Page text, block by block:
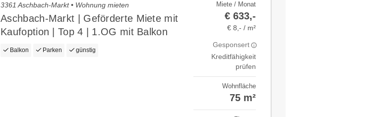
3361 Aschbach-Markt • Wohnung mieten
Aschbach-Markt | Geförderte Miete mit
Kaufoption | Top 4 | 1.OG mit Balkon
Balkon Parken günstig
Miete / Monat
€ 633,-
€ 8,- / m²
Gesponsert
Kreditfähigkeit
prüfen
Wohnfläche
75 m²